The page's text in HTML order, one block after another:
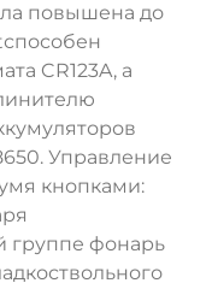
повышена до
CR123A, а
Управление
кнопками:
группе фонарь